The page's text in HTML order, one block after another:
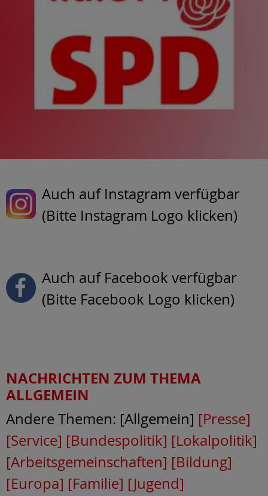
Auch auf Instagram verfügbar
(Bitte Instagram Logo klicken)
Auch auf Facebook verfügbar
(Bitte Facebook Logo klicken)
NACHRICHTEN ZUM THEMA
ALLGEMEIN
Andere Themen: [Allgemein] [Presse]
[Service] [Bundespolitik] [Lokalpolitik]
[Arbeitsgemeinschaften] [Bildung]
[Europa] [Familie] [Jugend]